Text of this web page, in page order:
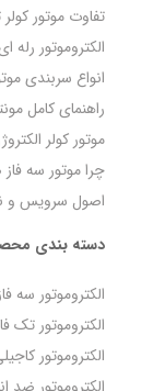
تفاوت موتور
الکتروموتور
انواع سربندی
راهنمای کامل
موتور کولر
چرا موتور سه
اصول سرویس و
دسته بندی
الکتروموتور سه فاز
الکتروموتور تک
الکتروموتور